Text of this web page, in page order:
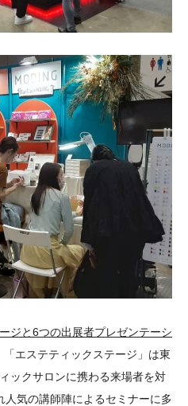
ジと6つの出展者プレゼンテーシ
「エステティックステージ」は東
ックサロンに携わる来場者を対
気の講師陣によるセミナーに多